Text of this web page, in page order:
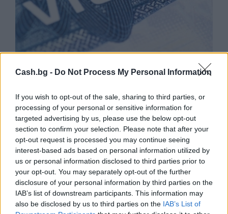
Cash.bg - Do Not Process My Personal Information
If you wish to opt-out of the sale, sharing to third parties, or
processing of your personal or sensitive information for
targeted advertising by us, please use the below opt-out
section to confirm your selection. Please note that after your
opt-out request is processed you may continue seeing
interest-based ads based on personal information utilized by
us or personal information disclosed to third parties prior to
your opt-out. You may separately opt-out of the further
disclosure of your personal information by third parties on the
IAB’s list of downstream participants. This information may
also be disclosed by us to third parties on the IAB’s List of
хил. долара за определени кандидати